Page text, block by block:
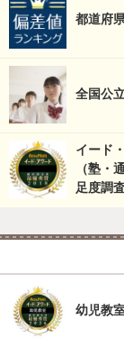
都道府
全国公
イード
（塾・
足度調査
幼児教